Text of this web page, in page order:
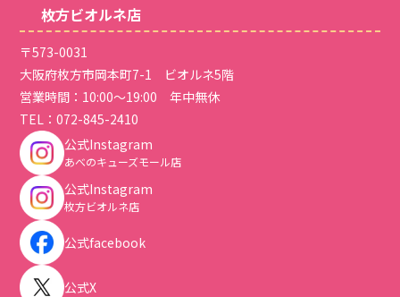
枚方ビオルネ店
〒573-0031
大阪府枚方市岡本町7-1 ビオルネ5階
営業時間：10:00～19:00 年中無休
TEL：072-845-2410
公式Instagram
あべのキューズモール店
公式Instagram
枚方ビオルネ店
公式facebook
公式X